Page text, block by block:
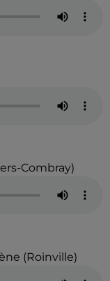
Combray)
(Roinville)